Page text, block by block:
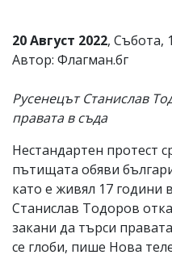
статиите
се
читателите
и
не
отговорност
за
тях!
откриете
обиден
20 Август 2022, Събота,
Автор: Флагман.бг
Русенецът Станислав
правата в съда
Нестандартен протест
пътищата обяви
като е живял 17 години
Станислав Тодоров
закани да търси
се глоби, пише Нова